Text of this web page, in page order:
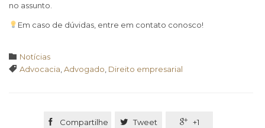
no assunto.
Em caso de dúvidas, entre em contato conosco!
 Category
Notícias
 Tags
Advocacia Advogado Direito empresarial
 Compartilhe  Tweet  +1